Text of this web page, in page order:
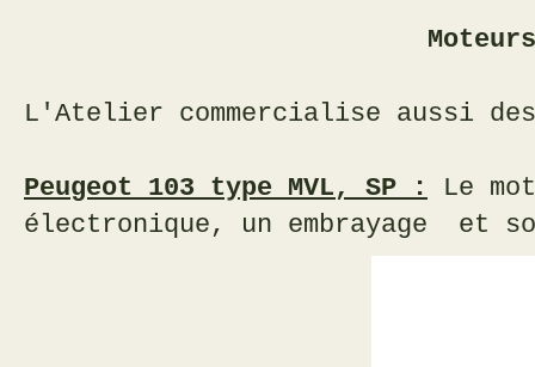
Moteurs neufs
L'Atelier commercialise aussi
Peugeot 103 type MVL, SP :
Le
électronique, un embrayage et